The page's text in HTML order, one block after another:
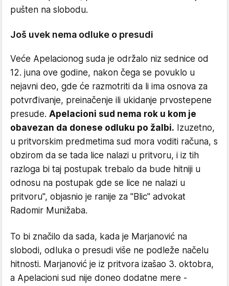
pušten na slobodu.
Još uvek nema odluke o presudi
Veće Apelacionog suda je održalo niz sednice od
12. juna ove godine, nakon čega se povuklo u
nejavni deo, gde će razmotriti da li ima osnova za
potvrđivanje, preinačenje ili ukidanje prvostepene
presude. Apelacioni sud nema rok u kom je
obavezan da donese odluku po žalbi. Izuzetno,
u pritvorskim predmetima sud mora voditi računa, s
obzirom da se tada lice nalazi u pritvoru, i iz tih
razloga bi taj postupak trebalo da bude hitniji u
odnosu na postupak gde se lice ne nalazi u
pritvoru", objasnio je ranije za "Blic" advokat
Radomir Munižaba.
To bi značilo da sada, kada je Marjanović na
slobodi, odluka o presudi više ne podleže načelu
hitnosti. Marjanović je iz pritvora izašao 3. oktobra,
a Apelacioni sud nije doneo dodatne mere -